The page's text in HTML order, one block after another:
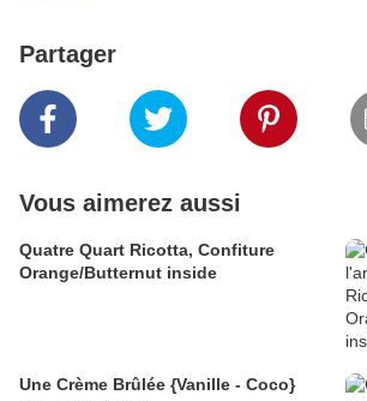
Partager
Vous aimerez aussi
Quatre Quart Ricotta, Confiture
Orange/Butternut inside
Une Crème Brûlée {Vanille - Coco}